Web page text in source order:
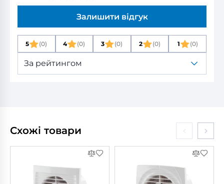
Залишити відгук
5 (0) 4 (0) 3 (0) 2 (0) 1 (0)
За рейтингом
Схожі товари